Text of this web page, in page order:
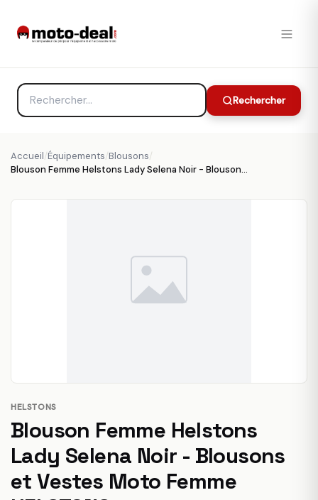
Rechercher
Accueil/Équipements/Blousons/
Blouson Femme Helstons Lady Selena Noir - Blousons et Vestes Moto Femme HELSTONS
HELSTONS
Blouson Femme Helstons
Lady Selena Noir - Blousons
et Vestes Moto Femme